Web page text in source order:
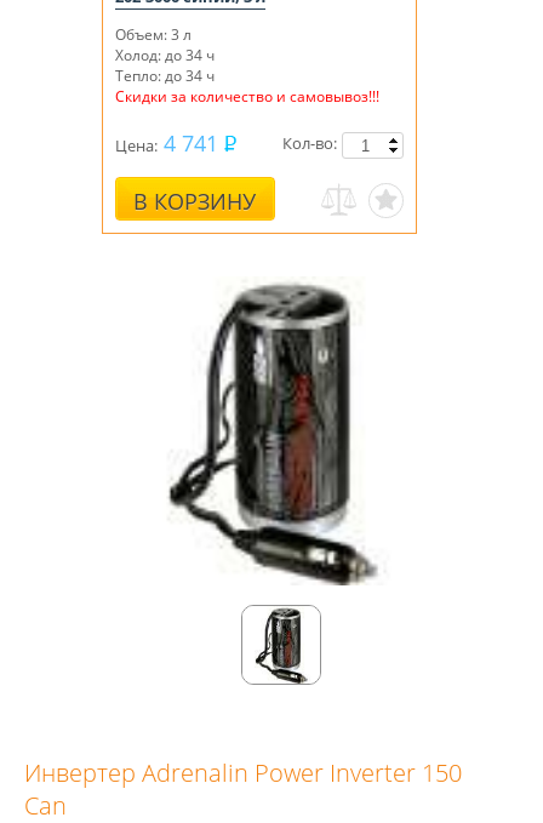
Объем: 3 л
Холод: до 34 ч
Тепло: до 34 ч
Скидки за количество и самовывоз!!!
Цена: 4 741
В КОРЗИНУ
Кол-во:
Инвертер Adrenalin Power Inverter 150
Can